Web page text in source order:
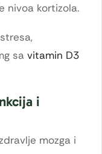
nivoa kortizola.
sa vitamin D3
i
mozga i